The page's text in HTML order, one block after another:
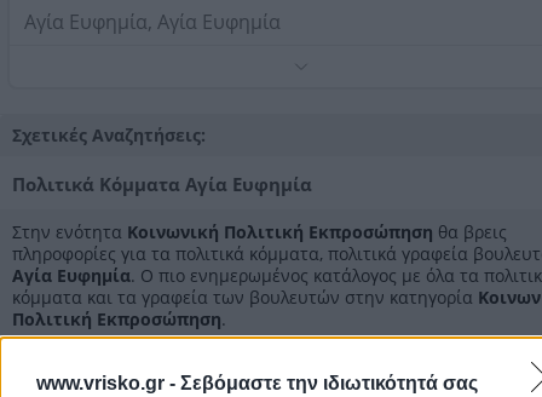
www.vrisko.gr - Σεβόμαστε την ιδιωτικότητά σας
Αγία Ευφημία, Αγία Ευφημία
Αγία Ευφημία
Σχετικές Αναζητήσεις:
Πολιτικά Κόμματα Αγία Ευφημία
Στην ενότητα Κοινωνική Πολιτική Εκπροσώπηση θα βρεις
πληροφορίες για τα πολιτικά κόμματα, πολιτικά γραφεία
Αγία Ευφημία. Ο πιο ενημερωμένος κατάλογος με όλα τα
κόμματα και τα γραφεία των βουλευτών στην κατηγορία
Πολιτική Εκπροσώπηση.
Κοινωνική Πολιτική Εκπροσώπηση Κεφαλληνίας